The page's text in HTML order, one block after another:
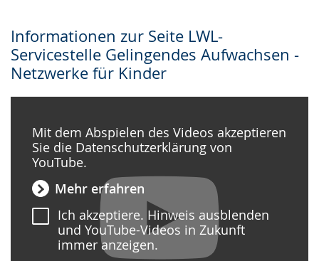
Informationen zur Seite LWL-
Servicestelle Gelingendes Aufwachsen -
Netzwerke für Kinder
Mit dem Abspielen des Videos akzeptieren
Sie die Datenschutzerklärung von
YouTube.
Mehr erfahren
Ich akzeptiere. Hinweis ausblenden
und YouTube-Videos in Zukunft
immer anzeigen.